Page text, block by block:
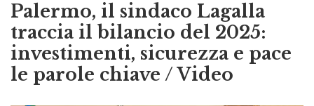
SICILIA BY ITALPRESS
Palermo, il sindaco Lagalla
traccia il bilancio del 2025:
investimenti, sicurezza e pace